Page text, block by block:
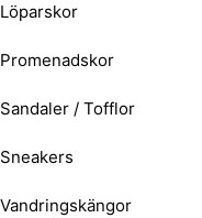
Löparskor
Promenadskor
Sandaler / Tofflor
Sneakers
Vandringskängor